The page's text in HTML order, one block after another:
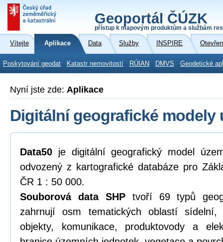
Geoportál ČÚZK
přístup k mapovým produktům a službám
Vítejte Aplikace Data Služby INSPIRE
Poskytování geodat Katastr nemovitostí RÚIAN DMVS Geodetické
Nyní jste zde: Aplikace
Digitální geografické modely
Data50 je digitální geografický model
odvozený z kartografické databáze pro
ČR 1 : 50 000.
Souborová data SHPtvoří 69 typů
zahrnují osm tematických oblastí sídelní,
objekty, komunikace, produktovody a